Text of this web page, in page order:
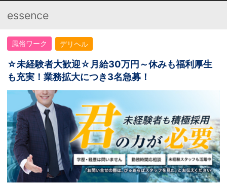
essence
風俗ワーク デリヘル
☆未経験者大歓迎☆月給30万円～休みも福利厚生
も充実！業務拡大につき3名急募！